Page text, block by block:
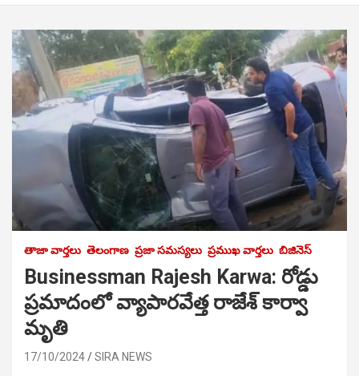
తాజా వార్తలు తెలంగాణ ప్రజా సమస్యలు ప్రముఖ వార్తలు బిజినెస్
Businessman Rajesh Karwa: రోడ్డు
ప్రమాదంలో వ్యాపారవేత్త రాజేశ్ కార్వా
మృతి
17/10/2024
SIRA NEWS